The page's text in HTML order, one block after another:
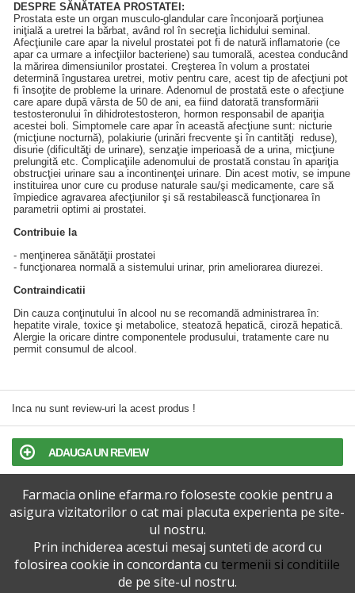
DESPRE SĂNĂTATEA PROSTATEI:
Prostata este un organ musculo-glandular care înconjoară porţiunea
iniţială a uretrei la bărbat, având rol în secreţia lichidului seminal.
Afecţiunile care apar la nivelul prostatei pot fi de natură inflamatorie (ce
apar ca urmare a infecţiilor bacteriene) sau tumorală, acestea conducând
la mărirea dimensiunilor prostatei. Creşterea în volum a prostatei
determină îngustarea uretrei, motiv pentru care, acest tip de afecţiuni pot
fi însoţite de probleme la urinare. Adenomul de prostată este o afecţiune
care apare după vârsta de 50 de ani, ea fiind datorată transformării
testosteronului în dihidrotestosteron, hormon responsabil de apariţia
acestei boli. Simptomele care apar în această afecţiune sunt: nicturie
(micţiune nocturnă), polakiurie (urinări frecvente şi în cantităţi reduse),
disurie (dificultăţi de urinare), senzaţie imperioasă de a urina, micţiune
prelungită etc. Complicaţiile adenomului de prostată constau în apariţia
obstrucţiei urinare sau a incontinenţei urinare. Din acest motiv, se impune
instituirea unor cure cu produse naturale sau/şi medicamente, care să
împiedice agravarea afecţiunilor şi să restabilească funcţionarea în
parametrii optimi ai prostatei.
Contribuie la
- menţinerea sănătăţii prostatei
- funcţionarea normală a sistemului urinar, prin ameliorarea diurezei.
Contraindicatii
Din cauza conţinutului în alcool nu se recomandă administrarea în:
hepatite virale, toxice şi metabolice, steatoză hepatică, ciroză hepatică.
Alergie la oricare dintre componentele produsului, tratamente care nu
permit consumul de alcool.
Inca nu sunt review-uri la acest produs !
ADAUGA UN REVIEW
TERMENI SI CONDITII
POLITICA DE CONFIDENTIALITATE
VERSIUNEA DESKTOP
Farmacia online efarma.ro foloseste cookie pentru a
asigura vizitatorilor o cat mai placuta experienta pe site-
ul nostru.
Prin inchiderea acestui mesaj sunteti de acord cu
folosirea cookie in concordanta cu termenii si conditiile
de pe site-ul nostru.